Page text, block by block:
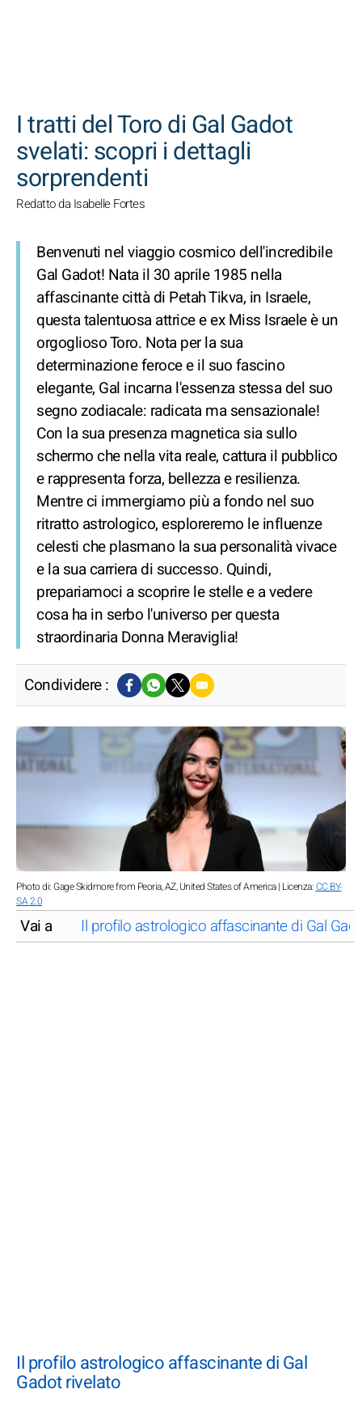
I tratti del Toro di Gal Gadot
svelati: scopri i dettagli
sorprendenti
Redatto da Isabelle Fortes
Benvenuti nel viaggio cosmico dell'incredibile
Gal Gadot! Nata il 30 aprile 1985 nella
affascinante città di Petah Tikva, in Israele,
questa talentuosa attrice e ex Miss Israele è un
orgoglioso Toro. Nota per la sua
determinazione feroce e il suo fascino
elegante, Gal incarna l'essenza stessa del suo
segno zodiacale: radicata ma sensazionale!
Con la sua presenza magnetica sia sullo
schermo che nella vita reale, cattura il pubblico
e rappresenta forza, bellezza e resilienza.
Mentre ci immergiamo più a fondo nel suo
ritratto astrologico, esploreremo le influenze
celesti che plasmano la sua personalità vivace
e la sua carriera di successo. Quindi,
prepariamoci a scoprire le stelle e a vedere
cosa ha in serbo l'universo per questa
straordinaria Donna Meraviglia!
Condividere :
Photo di: Gage Skidmore from Peoria, AZ, United States of America | Licenza:CC BY-
SA 2.0
Vai a Il profilo astrologico affascinante di Gal
Il profilo astrologico affascinante di Gal
Gadot rivelato